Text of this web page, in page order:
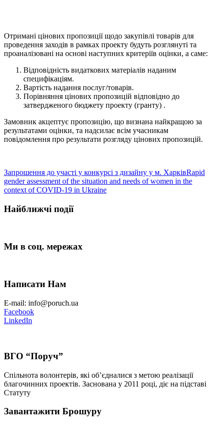
Отримані цінових пропозиції щодо закупівлі товарів для
проведення заходів в рамках проекту будуть розглянуті та
проаналізовані на основі наступних критеріїв оцінки, а саме:
Відповідність видаткових матеріалів наданим
специфікаціям.
Вартість надання послуг/товарів.
Порівняння цінових пропозицій відповідно до
затвердженого бюджету проекту (гранту) .
Замовник акцептує пропозицію, що визнана найкращою за
результатами оцінки, та надсилає всім учасникам
повідомлення про результати розгляду цінових пропозицій.
Запрошення до участі у конкурсі з дизайну у м. ХарківRapid
gender assessment of the situation and needs of women in the
context of COVID-19 in Ukraine
Найближчі події
Ми в соц. мережах
Написати Нам
E-mail: info@poruch.ua
Facebook
LinkedIn
ВГО “Поруч”
Спільнота волонтерів, які об’єдналися з метою реалізації
благочинних проектів. Заснована у 2011 році, діє на підставі
Статуту
Завантажити Брошуру